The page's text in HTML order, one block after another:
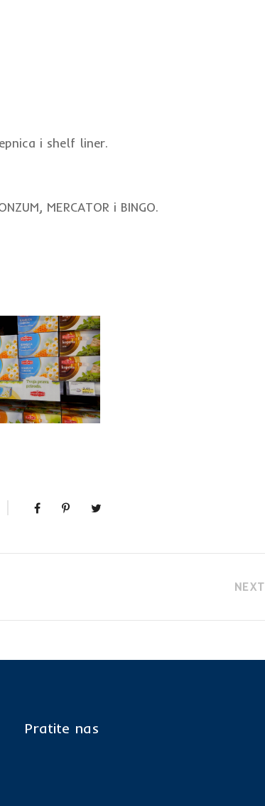
i shelf liner.
MERCATOR i BINGO.
NEXT
Pratite nas